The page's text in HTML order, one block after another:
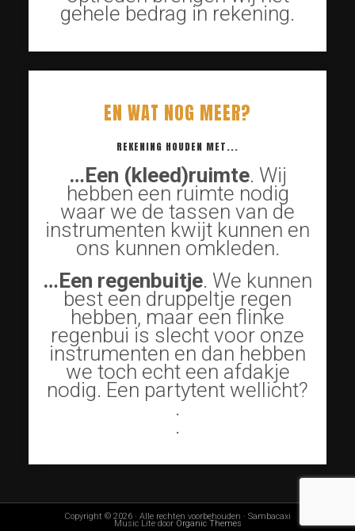
gehele bedrag in rekening.
EN WAT NOG MEER?
REKENING HOUDEN MET...
…Een (kleed)ruimte. Wij
hebben een ruimte nodig
waar we de tassen van de
instrumenten kwijt kunnen en
ons kunnen omkleden.
…Een regenbuitje. We kunnen
best een druppeltje regen
hebben, maar een flinke
regenbui is slecht voor onze
instrumenten en dan hebben
we toch echt een afdakje
nodig. Een partytent wellicht?
.
.
Copyright © 2026 · Alle rechten voorbehouden · Sambacaxi
Music Lite door Organic Themes